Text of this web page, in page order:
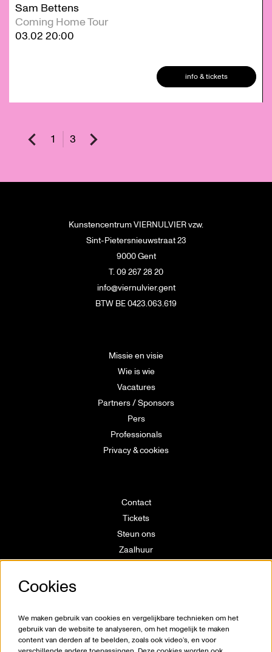
Sam Bettens
Coming Home Tour
03.02 20:00
info & tickets
1 3
Kunstencentrum VIERNULVIER vzw.
Sint-Pietersnieuwstraat 23
9000 Gent
T. 09 267 28 20
info@viernulvier.gent
BTW BE 0423.063.619
Missie en visie
Wie is wie
Vacatures
Partners / Sponsors
Pers
Professionals
Privacy & cookies
Contact
Tickets
Steun ons
Zaalhuur
Huisregels
Klokkenluiderswet
Cookies
We maken gebruik van cookies en vergelijkbare technieken om het
gebruik van de website te analyseren, om het mogelijk te maken
content van derden af te beelden, zoals ook video’s, en voor